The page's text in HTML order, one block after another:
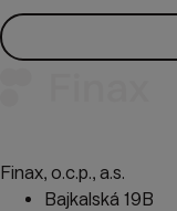
Finax, o.c.p., a.s.
Bajkalská 19B